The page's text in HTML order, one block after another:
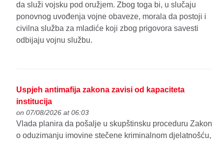
da služi vojsku pod oružjem. Zbog toga bi, u slučaju
ponovnog uvođenja vojne obaveze, morala da postoji i
civilna služba za mladiće koji zbog prigovora savesti
odbijaju vojnu službu.
Uspjeh antimafija zakona zavisi od kapaciteta
institucija
on 07/08/2026 at 06:03
Vlada planira da pošalje u skupštinsku proceduru Zakon
o oduzimanju imovine stečene kriminalnom djelatnošću,